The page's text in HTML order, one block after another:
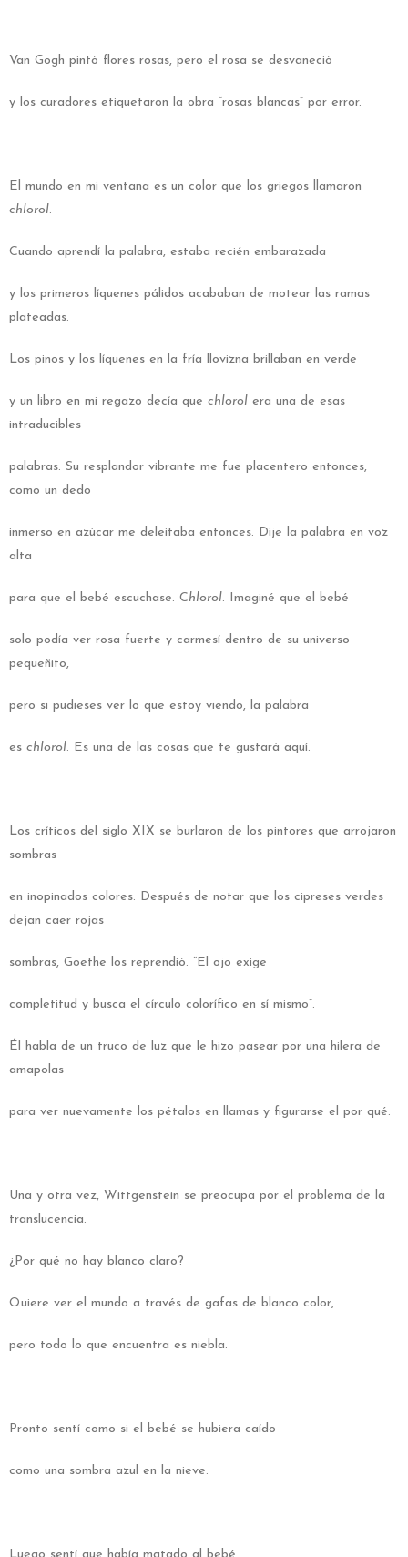
Van Gogh pintó flores rosas, pero el rosa se desvaneció
y los curadores etiquetaron la obra “rosas blancas” por error.
El mundo en mi ventana es un color que los griegos llamaron
chlorol.
Cuando aprendí la palabra, estaba recién embarazada
y los primeros líquenes pálidos acababan de motear las ramas
plateadas.
Los pinos y los líquenes en la fría llovizna brillaban en verde
y un libro en mi regazo decía que chlorol era una de esas
intraducibles
palabras. Su resplandor vibrante me fue placentero entonces,
como un dedo
inmerso en azúcar me deleitaba entonces. Dije la palabra en voz
alta
para que el bebé escuchase. Chlorol. Imaginé que el bebé
solo podía ver rosa fuerte y carmesí dentro de su universo
pequeñito,
pero si pudieses ver lo que estoy viendo, la palabra
es chlorol. Es una de las cosas que te gustará aquí.
Los críticos del siglo XIX se burlaron de los pintores que arrojaron
sombras
en inopinados colores. Después de notar que los cipreses verdes
dejan caer rojas
sombras, Goethe los reprendió. “El ojo exige
completitud y busca el círculo colorífico en sí mismo”.
Él habla de un truco de luz que le hizo pasear por una hilera de
amapolas
para ver nuevamente los pétalos en llamas y figurarse el por qué.
Una y otra vez, Wittgenstein se preocupa por el problema de la
translucencia.
¿Por qué no hay blanco claro?
Quiere ver el mundo a través de gafas de blanco color,
pero todo lo que encuentra es niebla.
Pronto sentí como si el bebé se hubiera caído
como una sombra azul en la nieve.